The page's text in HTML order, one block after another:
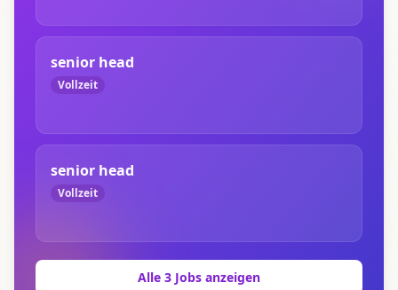
senior head
Vollzeit
senior head
Vollzeit
Alle 3 Jobs anzeigen